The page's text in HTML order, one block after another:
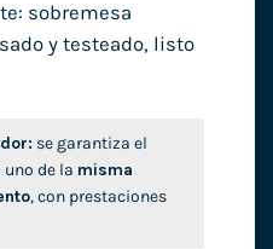
sobremesa
y testeado, listo
se garantiza el
de la misma
, con prestaciones